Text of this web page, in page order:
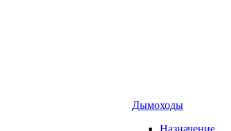
Дымоходы
Назначение